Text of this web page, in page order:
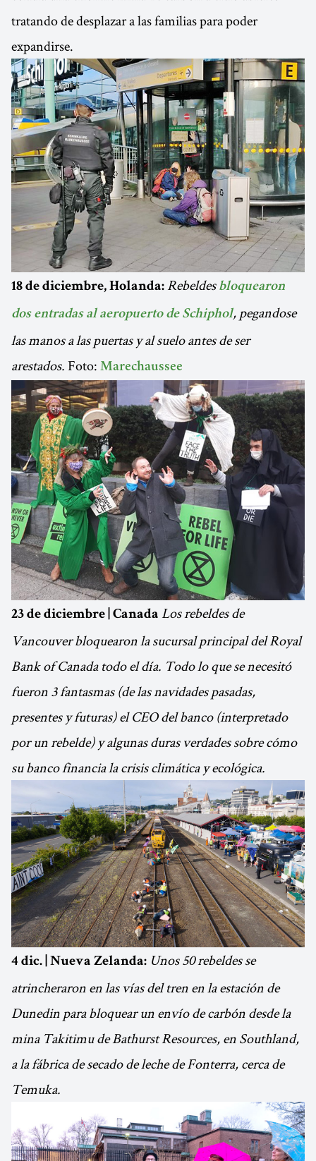
tratando de desplazar a las familias para poder
expandirse.
18 de diciembre, Holanda: Rebeldes bloquearon
dos entradas al aeropuerto de Schiphol, pegandose
las manos a las puertas y al suelo antes de ser
arestados.Foto: Marechaussee
23 de diciembre | Canada Los rebeldes de
Vancouver bloquearon la sucursal principal del Royal
Bank of Canada todo el día. Todo lo que se necesitó
fueron 3 fantasmas (de las navidades pasadas,
presentes y futuras) el CEO del banco (interpretado
por un rebelde) y algunas duras verdades sobre cómo
su banco financia la crisis climática y ecológica.
4 dic. | Nueva Zelanda: Unos 50 rebeldes se
atrincheraron en las vías del tren en la estación de
Dunedin para bloquear un envío de carbón desde la
mina Takitimu de Bathurst Resources, en Southland,
a la fábrica de secado de leche de Fonterra, cerca de
Temuka.